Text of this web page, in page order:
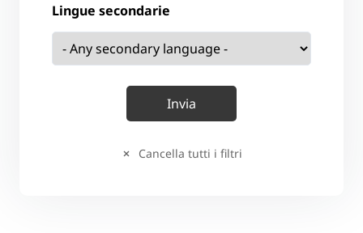
Lingue secondarie
Cancella tutti i filtri